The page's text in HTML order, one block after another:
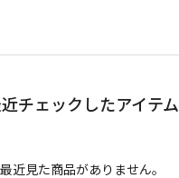
チェックしたアイテム
最近見た商品がありません。